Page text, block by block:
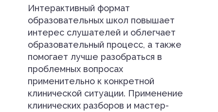
Интерактивный формат
образовательных школ повышает
интерес слушателей и облегчает
образовательный процесс, а также
помогает лучше разобраться в
проблемных вопросах
применительно к конкретной
клинической ситуации. Применение
клинических разборов и мастер-